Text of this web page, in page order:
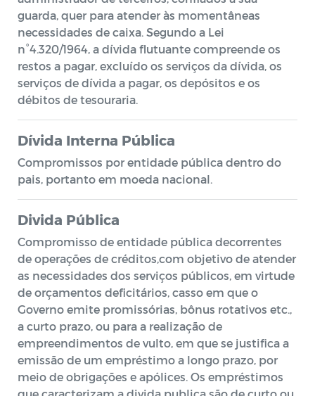
guarda, quer para atender às momentâneas
necessidades de caixa. Segundo a Lei
n°4.320/1964, a dívida flutuante compreende os
restos a pagar, excluído os serviços da dívida, os
serviços de dívida a pagar, os depósitos e os
débitos de tesouraria.
Dívida Interna Pública
Compromissos por entidade pública dentro do
pais, portanto em moeda nacional.
Divida Pública
Compromisso de entidade pública decorrentes
de operações de créditos,com objetivo de atender
as necessidades dos serviços públicos, em virtude
de orçamentos deficitários, casso em que o
Governo emite promissórias, bônus rotativos etc.,
a curto prazo, ou para a realização de
empreendimentos de vulto, em que se justifica a
emissão de um empréstimo a longo prazo, por
meio de obrigações e apólices. Os empréstimos